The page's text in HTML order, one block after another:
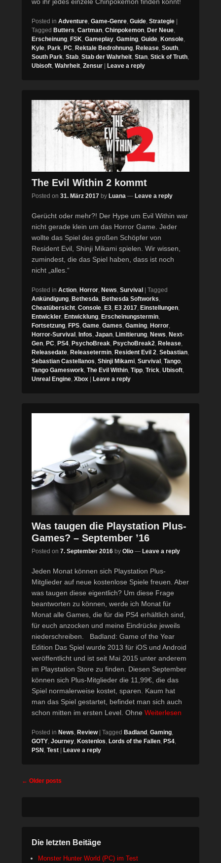
Posted in Adventure, Game-Genre, Guide, Strategie
Tagged Butters, Cartman, Chinpokemon, Der Neue,
Erscheinung, FSK, Gameplay, Gaming, Guide, Konsole,
Kyle, Park, PC, Rektale Bedrohnung, Release, South,
South Park, Stab, Stab der Wahrheit, Stan, Stick of Truth,
Ubisoft, Wahrheit, Zensur Leave a reply
The Evil Within 2 kommt
Posted on 31. März 2017 by Luana — Leave a reply
Gerücht oder mehr?! Der Hype um Evil Within war
nicht gerade klein um das Horror Game. Jeder
wollte das Spiel des großen Schöpfer von
Resident Evil, Shinji Mikami spielen. Wir wissen,
zumindest, die das Spiel haben, dass ist noch
nicht „alles.“
Posted in Action, Horror, News, Survival
Tagged
Ankündigung, Bethesda, Bethesda Softworks,
Cheatübersicht, Console, E3, E3 2017, Einstellungen,
Entwickler, Entwicklung, Erscheinungstermin,
Fortsetzung, FPS, Game, Games, Gaming, Horror,
Horror-Survival , Infos, Japan, Limitierung, News, Next-
Gen, PC, PS4, PsychoBreak, PsychoBreak2, Release,
Releasedate, Releasetermin, Resident Evil 2, Sebastian,
Sebastian Castellanos, Shinji Mikami, Survival , Tango,
Tango Gameswork, The Evil Within, Tipp, Trick, Ubisoft,
Unreal Engine, Xbox Leave a reply
Was taugen die Playstation Plus-
Games? – September ’16
Posted on 7. September 2016 by Olio — Leave a reply
Jeden Monat können sich Playstation Plus-
Mitglieder auf neue kostenlose Spiele freuen. Aber
was taugen diese eigentlich? Um diese Frage
beantworten zu können, werde ich Monat für
Monat alle Games, die für die PS4 erhältlich sind,
für euch anzocken und meine Eindrücke jeweils
niederschreiben. Badland: Game of the Year
Edition Das Spiel wurde 2013 für iOS und Android
veröffentlicht und ist seit Mai 2015 unter anderem
im Playstation Store zu finden. Diesen September
können sich Plus-Mitglieder die 11,99€, die das
Spiel normalerweise kostet, sparen. Kaum hat
man das Spiel gestartet, befindet man sich auch
schon mitten im ersten Level. Ohne Weiterlesen
Posted in News, Review Tagged Badland , Gaming,
GOTY, Journey, Kostenlos, Lords of the Fallen, PS4,
PSN , Test Leave a reply
Post
← Older posts
Die letzten Beitäge
Monster Hunter World (PC) im Test